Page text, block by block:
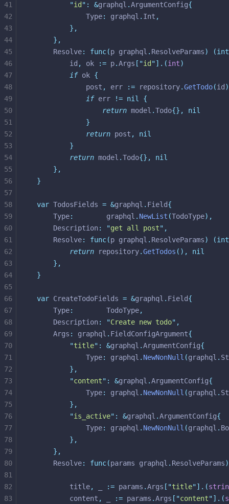
"id " : &graphql .ArgumentConfig{
			Type
: graphql . Int ,
},
},
	Resolve
: func(p graphql . ResolveParams)
		id
, ok := p.Args [ "id "].(int)
if ok {
			post
, err := repository.GetTodo(id )
if err != nil
{
return model .Todo{},
nil
}
return post ,
nil
}
return model .Todo{},
nil
},
}
var TodosFields = &graphql . Field{
	Type
:
        graphql
. NewList (TodoType),
	Description
: "get all post" ,
	Resolve
: func(p graphql . ResolveParams)
return repository.GetTodos (),
nil
},
}
var CreateTodoFields = &graphql . Field{
	Type
:
        TodoType
,
	Description
: "Create new todo" ,
	Args
: graphql . FieldConfigArgument{
"title" : &graphql .ArgumentConfig{
			Type
: graphql . NewNonNull (graphql .
},
"content" : &graphql .ArgumentConfig{
			Type
: graphql . NewNonNull (graphql .
},
"is_active" : &graphql .ArgumentConfig{
			Type
: graphql . NewNonNull (graphql .
},
},
	Resolve
: func(params graphql . ResolveParams)
		title
, := params .Args [ "title"].(
		content
, := params .Args [ "content"].(
41
42
43
44
45
46
47
48
49
50
51
52
53
54
55
56
57
58
59
60
61
62
63
64
65
66
67
68
69
70
71
72
73
74
75
76
77
78
79
80
81
82
83